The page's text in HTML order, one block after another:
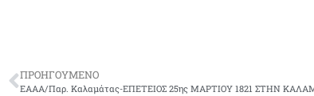
ΠΡΟΗΓΟΥΜΕΝΟ
ΕΑΑΑ/Παρ. Καλαμάτας-ΕΠΕΤΕΙΟΣ 25ης ΜΑΡΤΙΟΥ 1821 ΣΤΗΝ